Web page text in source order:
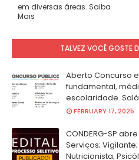
em diversas áreas. Saiba
Mais
TALVEZ VOCÊ GOSTE
Aberto Concurso
fundamental,
escolaridade.
FEBRUARY 17, 2025
CONDERG-SP
Serviços;
Nutricionista;